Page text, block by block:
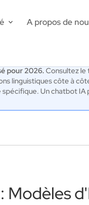
A propos de
pour 2026.Consultez le
linguistiques côte à
Un chatbot
Modèles